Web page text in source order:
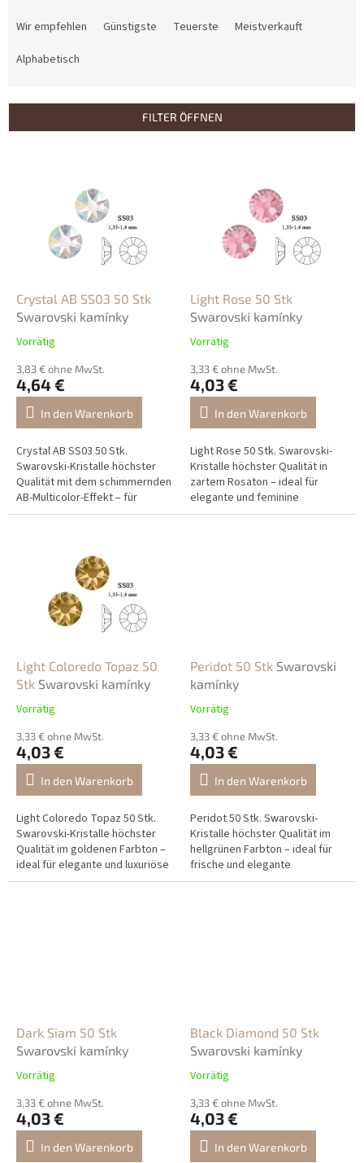
s
Wir empfehlen Günstigste Teuerste
Meistverkauft
Alphabetisch
FILTER ÖFFNEN
Crystal AB SS03 50 Stk
Swarovski kamínky
Vorrätig
3,83 € ohne MwSt.
4,64 €
In den Warenkorb
Crystal AB SS03 50 Stk.
Swarovski-Kristalle höchster
Qualität mit dem schimmernden
AB-Multicolor-Effekt – für
luxuriöse und dauerhaft
Light Rose 50 Stk
Swarovski kamínky
Vorrätig
3,33 € ohne MwSt.
4,03 €
In den Warenkorb
Light Rose 50 Stk. Swarovski-
Kristalle höchster Qualität in
zartem Rosaton – ideal für
elegante und feminine
Nageldekorationen.
Light Coloredo Topaz 50
Stk Swarovski kamínky
Vorrätig
3,33 € ohne MwSt.
4,03 €
In den Warenkorb
Light Coloredo Topaz 50 Stk.
Swarovski-Kristalle höchster
Qualität im goldenen Farbton –
ideal für elegante und luxuriöse
Nageldekorationen.
Peridot 50 Stk Swarovski
kamínky
Vorrätig
3,33 € ohne MwSt.
4,03 €
In den Warenkorb
Peridot 50 Stk. Swarovski-
Kristalle höchster Qualität im
hellgrünen Farbton – ideal für
frische und elegante
Nageldekorationen.
Dark Siam 50 Stk
Swarovski kamínky
Vorrätig
3,33 € ohne MwSt.
4,03 €
In den Warenkorb
Black Diamond 50 Stk
Swarovski kamínky
Vorrätig
3,33 € ohne MwSt.
4,03 €
In den Warenkorb